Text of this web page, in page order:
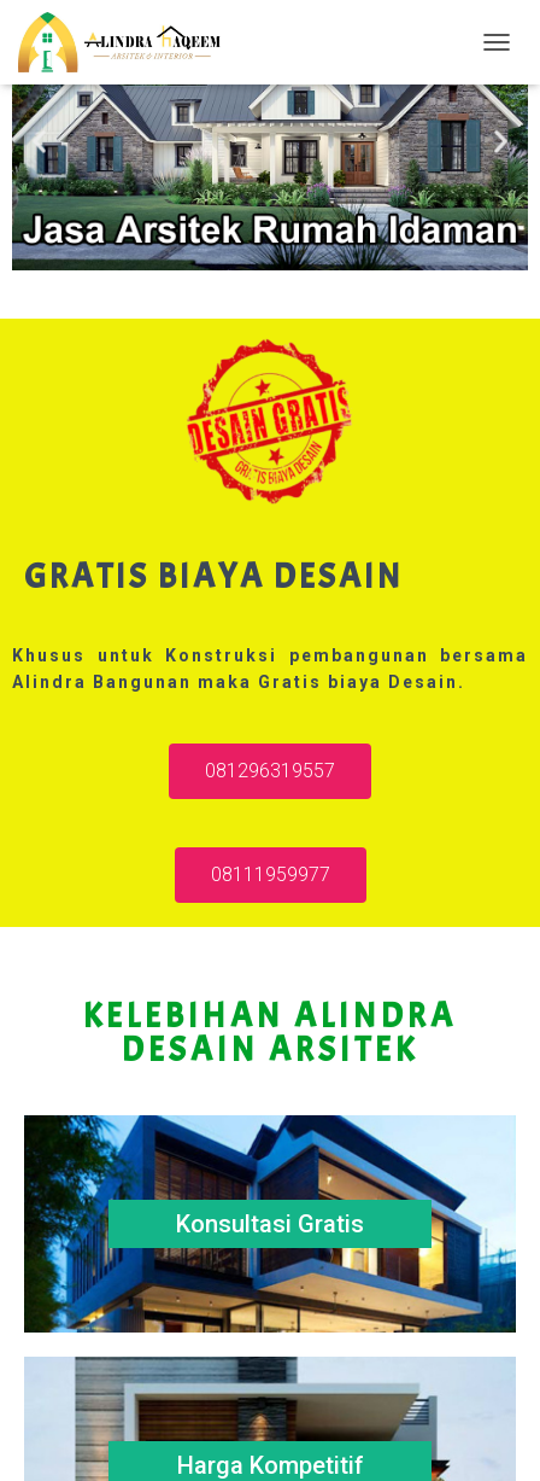
O
G
G
L
E
N
A
V
I
GRATIS BIAYA DESAIN
Khusus untuk Konstruksi pembangunan bersama
Alindra Bangunan maka Gratis biaya Desain.
081296319557
08111959977
KELEBIHAN ALINDRA
DESAIN ARSITEK
Konsultasi Gratis
Harga Kompetitif